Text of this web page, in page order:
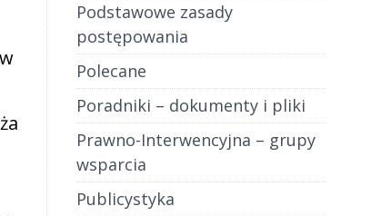
Podstawowe zasady
postępowania
Polecane
Poradniki – dokumenty i pliki
Prawno-Interwencyjna – grupy
wsparcia
Publicystyka